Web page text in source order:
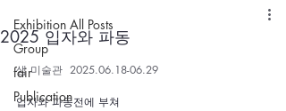
Exhibition All Posts
Group
fair
Publication
2025 입자와 파동
샘 미술관  2025.06.18-06.29
입자와 파동전에 부쳐